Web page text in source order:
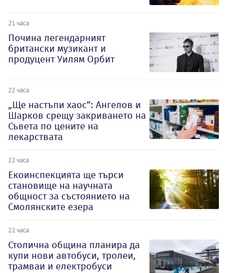
21 часа
Почина легендарният
британски музикант и
продуцент Уилям Орбит
22 часа
„Ще настъпи хаос“: Ангелов и
Шарков срещу закриването на
Съвета по цените на
лекарствата
22 часа
Екоинспекцията ще търси
становище на научната
общност за състоянието на
Смолянските езера
22 часа
Столична община планира да
купи нови автобуси, тролеи,
трамваи и електробуси